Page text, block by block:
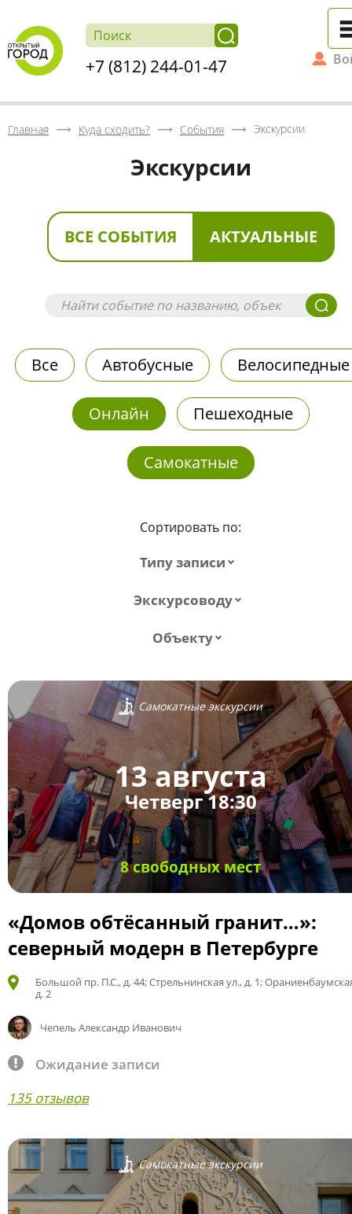
+7 (812) 244-01-47
Главная Куда сходить? События Экскурсии
Экскурсии
ВСЕ СОБЫТИЯ АКТУАЛЬНЫЕ
Все Автобусные Велосипедные
Онлайн Пешеходные
Самокатные
Сортировать по:
Типу записи
Экскурсоводу
Объекту
Самокатные экскурсии
13 августа
Четверг 18:30
8 свободных мест
«Домов обтёсанный гранит…»:
северный модерн в Петербурге
Большой пр. П.С., д. 44; Стрельнинская ул., д. 1;
д. 2
Чепель Александр Иванович
Ожидание записи
135 отзывов
Самокатные экскурсии